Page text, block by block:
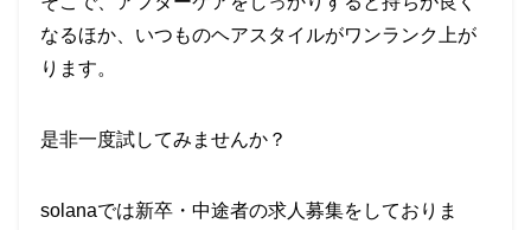
なるほか、いつものヘアスタイルがワンランク上が
ります。
是非一度試してみませんか？
solanaでは新卒・中途者の求人募集をしておりま